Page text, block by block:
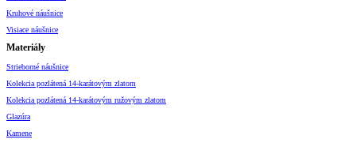
Kruhové náušnice
Visiace náušnice
Materiály
Strieborné náušnice
Kolekcia pozlátená 14-karátovým zlatom
Kolekcia pozlátená 14-karátovým ružovým zlatom
Glazúra
Kamene